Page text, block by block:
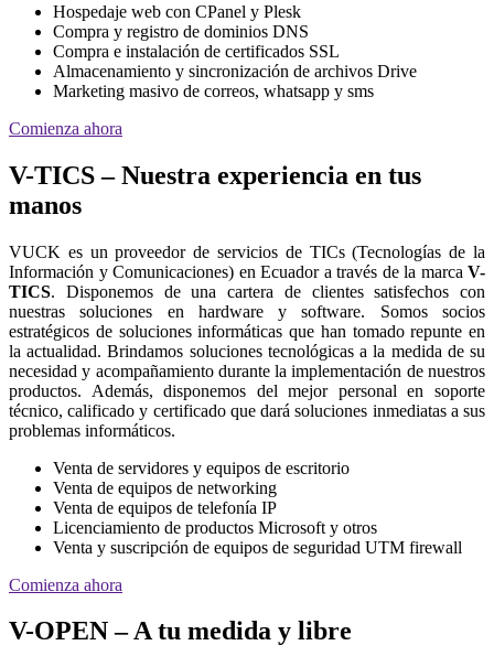
Hospedaje web con CPanel y Plesk
Compra y registro de dominios DNS
Compra e instalación de certificados SSL
Almacenamiento y sincronización de archivos Drive
Marketing masivo de correos, whatsapp y sms
Comienza ahora
V-TICS – Nuestra experiencia en tus
manos
VUCK es un proveedor de servicios de TICs (Tecnologías de la
Información y Comunicaciones) en Ecuador a través de la marca V-
TICS. Disponemos de una cartera de clientes satisfechos con
nuestras soluciones en hardware y software. Somos socios
estratégicos de soluciones informáticas que han tomado repunte en
la actualidad. Brindamos soluciones tecnológicas a la medida de su
necesidad y acompañamiento durante la implementación de nuestros
productos. Además, disponemos del mejor personal en soporte
técnico, calificado y certificado que dará soluciones inmediatas a sus
problemas informáticos.
Venta de servidores y equipos de escritorio
Venta de equipos de networking
Venta de equipos de telefonía IP
Licenciamiento de productos Microsoft y otros
Venta y suscripción de equipos de seguridad UTM firewall
Comienza ahora
V-OPEN – A tu medida y libre